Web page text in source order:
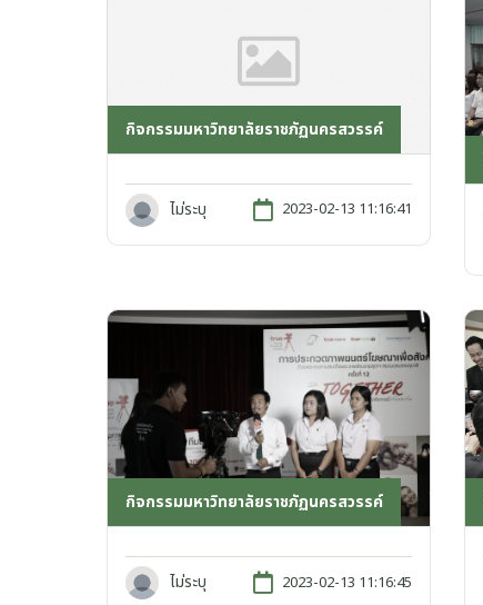
กิจกรรมมหาวิทยาลัยราชภัฏนครสวรรค์
ไม่ระบุ 2023-02-13 11:16:41
กิจกรรมมหาวิทยาลัยราชภัฏนครสวรรค์
ไม่ระบุ 2023-02-13 11:16:45